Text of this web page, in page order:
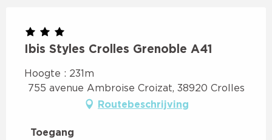
Ibis Styles Crolles Grenoble A41
Hoogte : 231m
755 avenue Ambroise Croizat, 38920 Crolles
Routebeschrijving
Toegang
Toegang